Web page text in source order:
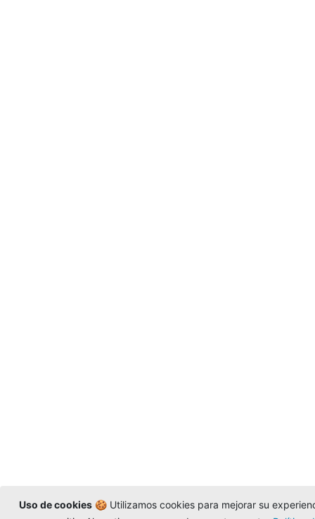
Uso de cookies 🍪 Utilizamos cookies para mejorar su